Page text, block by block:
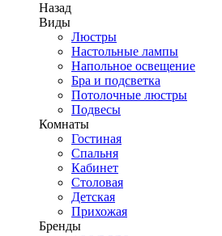
Назад
Виды
Люстры
Настольные лампы
Напольное освещение
Бра и подсветка
Потолочные люстры
Подвесы
Комнаты
Гостиная
Спальня
Кабинет
Столовая
Детская
Прихожая
Бренды